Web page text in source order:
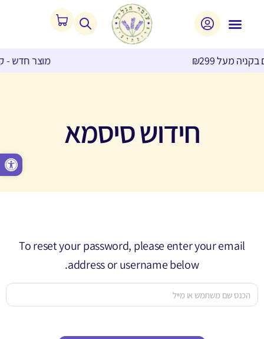
פתח סרגל נגישות
מוצר חדש - קליפס ארומתרפי לאף
חידוש סיסמא
To reset your password, please enter your email
address or username below.